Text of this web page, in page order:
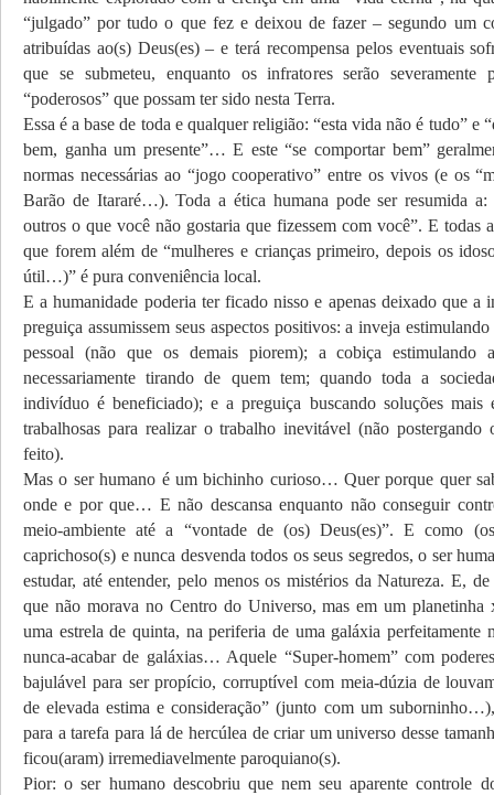
“julgado” por tudo o que fez e deixou de fazer – segundo um
atribuídas ao(s) Deus(es) – e terá recompensa pelos eventuais
que se submeteu, enquanto os infratores serão severamente
“poderosos” que possam ter sido nesta Terra.
Essa é a base de toda e qualquer religião: “esta vida não é tudo” e
bem, ganha um presente”… E este “se comportar bem”
normas necessárias ao “jogo cooperativo” entre os vivos (e os
Barão de Itararé…). Toda a ética humana pode ser resumida a:
outros o que você não gostaria que fizessem com você”. E todas
que forem além de “mulheres e crianças primeiro, depois os
útil…)” é pura conveniência local.
E a humanidade poderia ter ficado nisso e apenas deixado que a
preguiça assumissem seus aspectos positivos: a inveja
pessoal (não que os demais piorem); a cobiça estimulando
necessariamente tirando de quem tem; quando toda a
indivíduo é beneficiado); e a preguiça buscando soluções mais
trabalhosas para realizar o trabalho inevitável (não postergando
feito).
Mas o ser humano é um bichinho curioso… Quer porque quer
onde e por que… E não descansa enquanto não conseguir
meio-ambiente até a “vontade de (os) Deus(es)”. E como
caprichoso(s) e nunca desvenda todos os seus segredos, o ser
estudar, até entender, pelo menos os mistérios da Natureza. E,
que não morava no Centro do Universo, mas em um
uma estrela de quinta, na periferia de uma galáxia perfeitamente
nunca-acabar de galáxias… Aquele “Super-homem” com
bajulável para ser propício, corruptível com meia-dúzia de
de elevada estima e consideração” (junto com um
para a tarefa para lá de hercúlea de criar um universo desse
ficou(aram) irremediavelmente paroquiano(s).
Pior: o ser humano descobriu que nem seu aparente controle